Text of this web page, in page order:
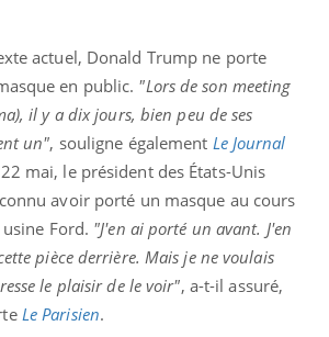
actuel, Donald Trump ne porte
en public. "Lors de son meeting
il y a dix jours, bien peu de ses
un", souligne également Le Journal
mai, le président des États-Unis
avoir porté un masque au cours
Ford. "J'en ai porté un avant. J'en
pièce derrière. Mais je ne voulais
le plaisir de le voir", a-t-il assuré,
Le Parisien.